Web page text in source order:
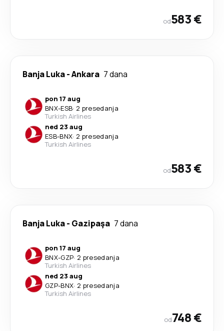
od583 €
Banja Luka-Ankara 7 dana
pon 17 aug
BNX-ESB· 2 presedanja
Turkish Airlines
ned 23 aug
ESB-BNX· 2 presedanja
Turkish Airlines
od583 €
Banja Luka- Gazipaşa 7 dana
pon 17 aug
BNX-GZP· 2 presedanja
Turkish Airlines
ned 23 aug
GZP-BNX· 2 presedanja
Turkish Airlines
od748 €